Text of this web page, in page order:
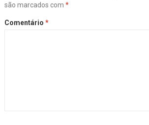
são marcados com *
Comentário *